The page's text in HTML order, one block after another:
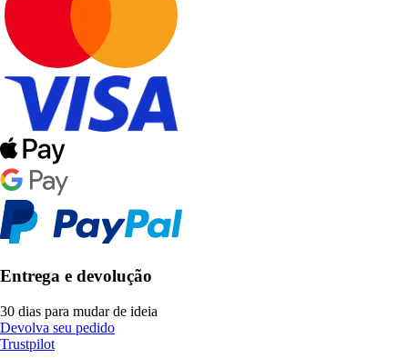
Entrega e devolução
30 dias para mudar de ideia
Devolva seu pedido
Trustpilot